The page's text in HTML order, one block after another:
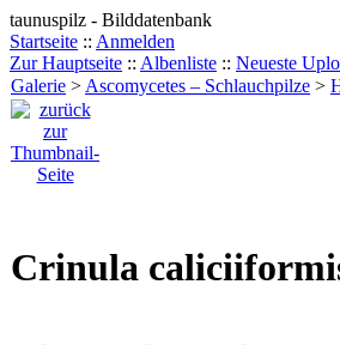
taunuspilz - Bilddatenbank
Startseite :: Anmelden
Zur Hauptseite :: Albenliste :: Neueste
Galerie > Ascomycetes – Schlauchpilze >
Crinula